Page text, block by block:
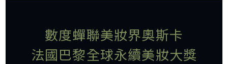
數度蟬聯美妝界奧斯卡
法國巴黎全球永續美妝大獎